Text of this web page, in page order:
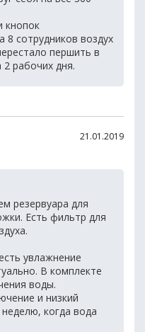
кнопок
8 сотрудников воздух
першить в
2 рабочих дня.
21.01.2019
резервуара для
Есть фильтр для
увлажнение
В комплекте
воды.
и низкий
когда вода